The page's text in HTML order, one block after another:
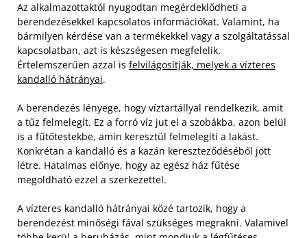
Az alkalmazottaktól nyugodtan megérdeklődheti a
berendezésekkel kapcsolatos információkat. Valamint, ha
bármilyen kérdése van a termékekkel vagy a szolgáltatással
kapcsolatban, azt is készségesen megfelelik.
Értelemszerűen azzal is felvilágosítják, melyek a vízteres
kandalló hátrányai.
A berendezés lényege, hogy víztartállyal rendelkezik, amit
a tűz felmelegít. Ez a forró víz jut el a szobákba, azon belül
is a fűtőtestekbe, amin keresztül felmelegíti a lakást.
Konkrétan a kandalló és a kazán kereszteződéséből jött
létre. Hatalmas előnye, hogy az egész ház fűtése
megoldható ezzel a szerkezettel.
A vízteres kandalló hátrányai közé tartozik, hogy a
berendezést minőségi fával szükséges megrakni. Valamivel